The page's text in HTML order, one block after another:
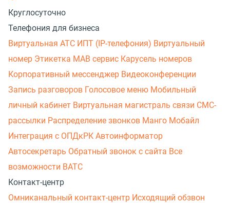
Круглосуточно
Телефония для бизнеса
Виртуальная АТС ИПТ (IP-телефония) Виртуальный
номер Этикетка МАВ сервис Карусель номеров
Корпоративный мессенджер Видеоконференции
Запись разговоров Голосовое меню Мобильный
личный кабинет Виртуальная магистраль связи СМС-
рассылки Распределение звонков Манго Мобайл
Интеграция с ОПДкРК Автоинформатор
Автосекретарь Обратный звонок с сайта Все
возможности ВАТС
Контакт-центр
Омниканальный контакт-центр Исходящий обзвон